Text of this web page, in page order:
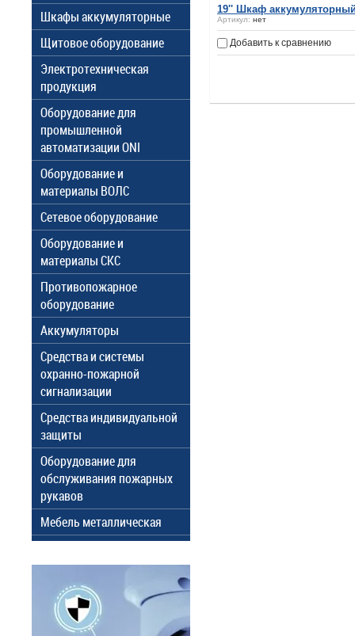
19'' Шкаф
Артикул: нет
Добавить к сравнению
Шкафы аккумуляторные
Щитовое оборудование
Электротехническая
продукция
Оборудование для
промышленной
автоматизации ONI
Оборудование и
материалы ВОЛС
Сетевое оборудование
Оборудование и
материалы СКС
Противопожарное
оборудование
Аккумуляторы
Средства и системы
охранно-пожарной
сигнализации
Средства индивидуальной
защиты
Оборудование для
обслуживания пожарных
рукавов
Мебель металлическая